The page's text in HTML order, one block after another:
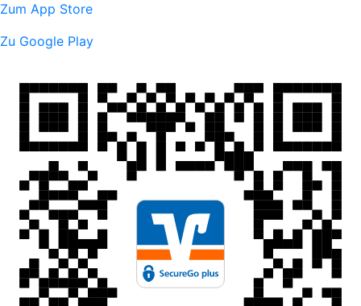
Zum App Store
Zu Google Play